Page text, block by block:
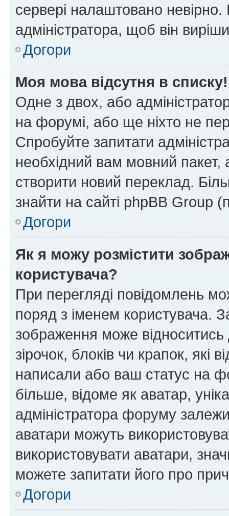
сервері налаштовано
адміністратора, щоб він
Догори
Моя мова відсутня в списку!
Одне з двох, або
на форумі, або ще ніхто не
Спробуйте запитати
необхідний вам мовний
створити новий переклад.
знайти на сайті phpBB Group
Догори
Як я можу розмістити
користувача?
При перегляді повідомлень
поряд з іменем користувача.
зображення може відноситись
зірочок, блоків чи крапок, які
написали або ваш статус на
більше, відоме як аватар,
адміністратора форуму
аватари можуть
використовувати аватари,
можете запитати його про
Догори